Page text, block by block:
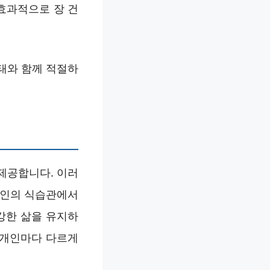
과적으로 장 건
와 함께 적절하
공합니다. 이러
의 식습관에서
한 삶을 유지하
인마다 다르게